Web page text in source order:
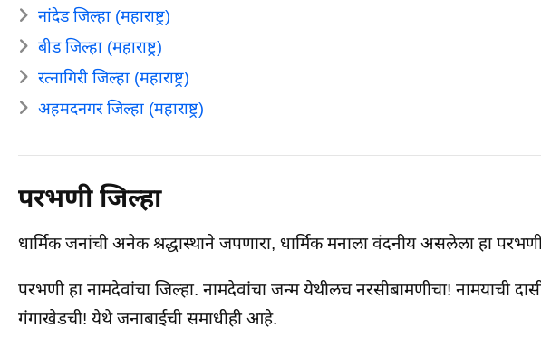
नांदेड जिल्हा (महाराष्ट्र)
बीड जिल्हा (महाराष्ट्र)
रत्नागिरी जिल्हा (महाराष्ट्र)
अहमदनगर जिल्हा (महाराष्ट्र)
परभणी जिल्हा
धार्मिक जनांची अनेक श्रद्धास्थाने जपणारा, धार्मिक मनाला वंदनीय असलेला हा
परभणी हा नामदेवांचा जिल्हा. नामदेवांचा जन्म येथीलच नरसीबामणीचा! नामयाची
गंगाखेडची! येथे जनाबाईची समाधीही आहे.